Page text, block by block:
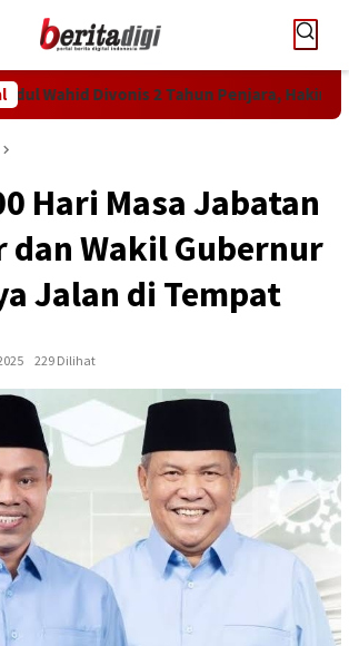
Divonis 2 Tahun Penjara, Hakim
Hari Masa Jabatan
dan Wakil Gubernur
Jalan di Tempat
229 Dilihat